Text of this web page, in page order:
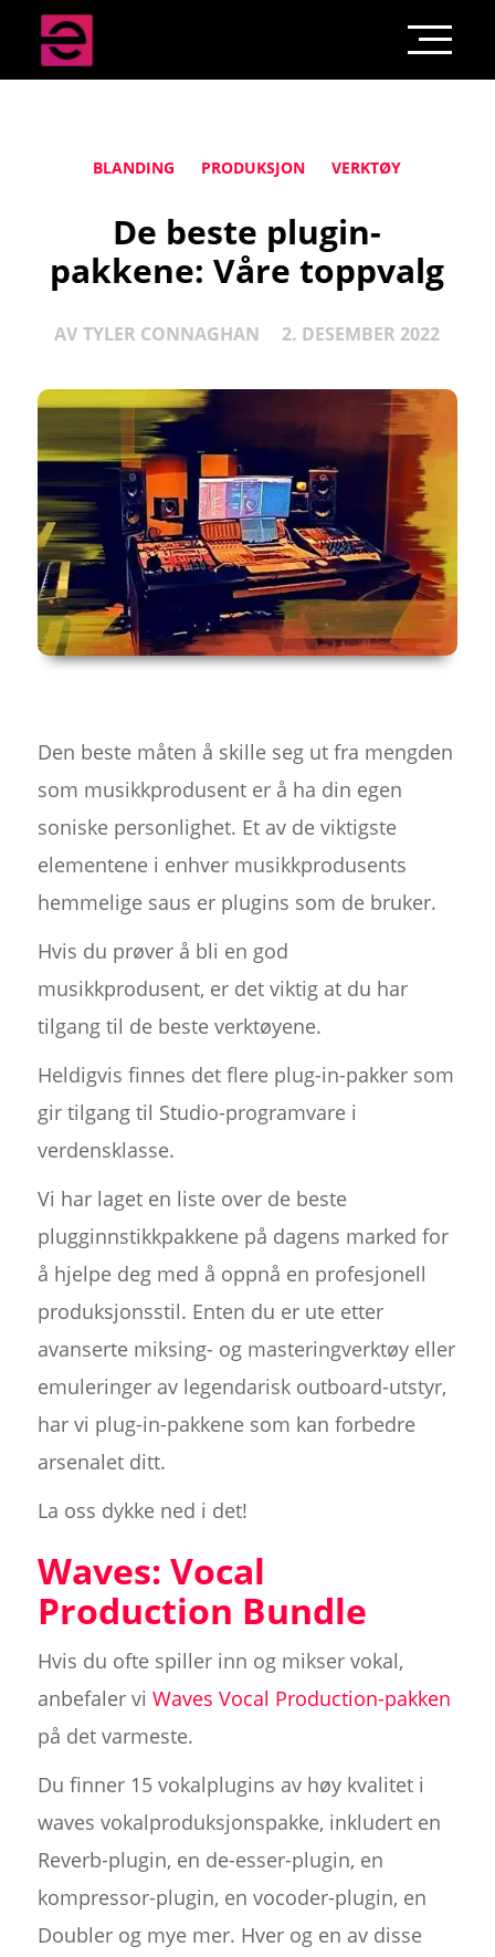
BLANDING PRODUKSJON VERKTØY
De beste plugin-
pakkene: Våre toppvalg
AV TYLER CONNAGHAN 2. DESEMBER 2022
Den beste måten å skille seg ut fra mengden
som musikkprodusent er å ha din egen
soniske personlighet. Et av de viktigste
elementene i enhver musikkprodusents
hemmelige saus er plugins som de bruker.
Hvis du prøver å bli en god
musikkprodusent, er det viktig at du har
tilgang til de beste verktøyene.
Heldigvis finnes det flere plug-in-pakker som
gir tilgang til Studio-programvare i
verdensklasse.
Vi har laget en liste over de beste
plugginnstikkpakkene på dagens marked for
å hjelpe deg med å oppnå en profesjonell
produksjonsstil. Enten du er ute etter
avanserte miksing- og masteringverktøy eller
emuleringer av legendarisk outboard-utstyr,
har vi plug-in-pakkene som kan forbedre
arsenalet ditt.
La oss dykke ned i det!
Waves: Vocal
Production Bundle
Hvis du ofte spiller inn og mikser vokal,
anbefaler vi Waves Vocal Production-pakken
på det varmeste.
Du finner 15 vokalplugins av høy kvalitet i
waves vokalproduksjonspakke, inkludert en
Reverb-plugin, en de-esser-plugin, en
kompressor-plugin, en vocoder-plugin, en
Doubler og mye mer. Hver og en av disse